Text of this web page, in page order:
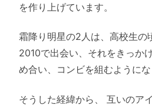
を作り上げています。
霜降り明星の2人は、高校生の
2010で出会い、それをきっか
め合い、コンビを組むようにな
そうした経緯から、 互いのア